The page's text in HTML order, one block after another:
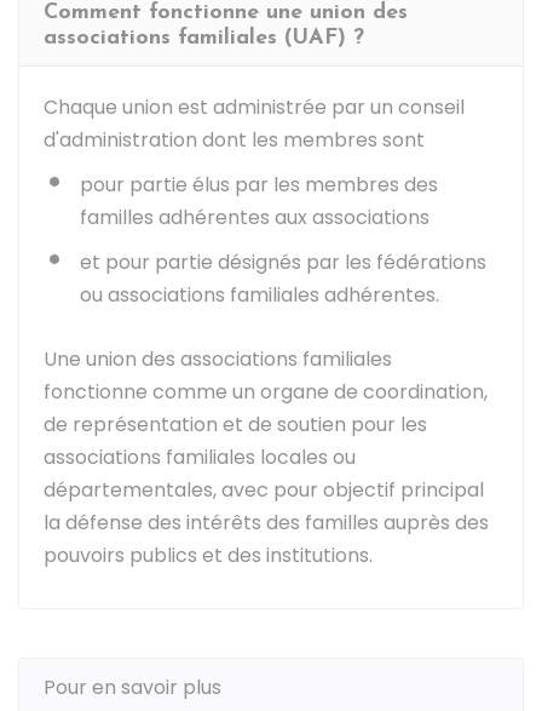
Comment fonctionne une union des
associations familiales (UAF) ?
Chaque union est administrée par un conseil
d'administration dont les membres sont
pour partie élus par les membres des
familles adhérentes aux associations
et pour partie désignés par les fédérations
ou associations familiales adhérentes.
Une union des associations familiales
fonctionne comme un organe de coordination,
de représentation et de soutien pour les
associations familiales locales ou
départementales, avec pour objectif principal
la défense des intérêts des familles auprès des
pouvoirs publics et des institutions.
Pour en savoir plus